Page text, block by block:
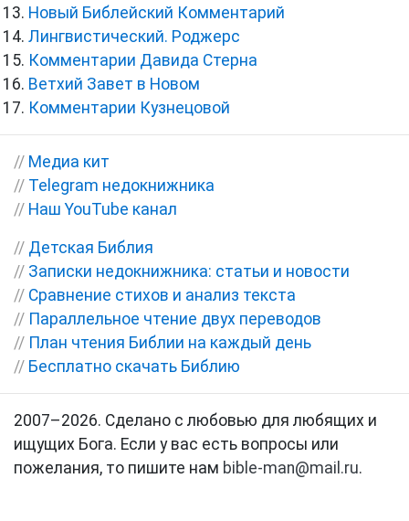
Новый Библейский Комментарий
Лингвистический. Роджерс
Комментарии Давида Стерна
Ветхий Завет в Новом
Комментарии Кузнецовой
// Медиа кит
// Telegram недокнижника
// Наш YouTube канал
// Детская Библия
// Записки недокнижника: статьи и новости
// Сравнение стихов и анализ текста
// Параллельное чтение двух переводов
// План чтения Библии на каждый день
// Бесплатно скачать Библию
2007–2026. Сделано с любовью для любящих и
ищущих Бога. Если у вас есть вопросы или
пожелания, то пишите нам bible-man@mail.ru.